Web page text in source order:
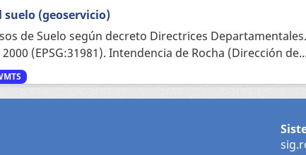
suelo (geoservicio)
de Suelo según decreto Directrices
2000 (EPSG:31981). Intendencia de Rocha (Dirección de...